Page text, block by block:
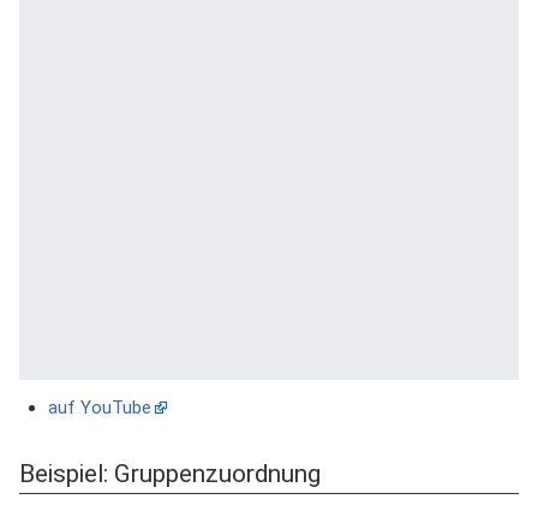
auf YouTube
Beispiel: Gruppenzuordnung